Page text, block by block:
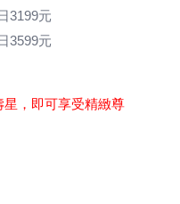
3199元
3599元
星，即可享受精緻尊